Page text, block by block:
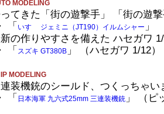
MODELING
てきた「街の遊撃手」 「街の遊
「 いすゞ ジェミニ（JT190）イルムシャー 」
の作りやすさを備えた ハセガワ
「 スズキ GT380B 」 （ハセガワ 1/12
MODELING
装機銃のシールド、つくっちゃい
「 日本海軍 九六式25mm 三連装機銃 」 （ピ